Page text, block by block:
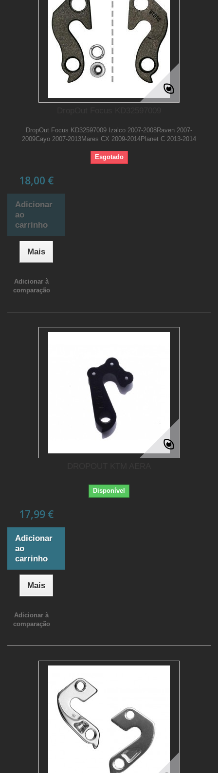
DropOut Focus KD32597009 Izalco 2007-2008Raven 2007-
2009Cayo 2007-2013Mares CX 2009-2014Planet C 2013-2014
Esgotado
18,00 €
Adicionar
ao
carrinho
Mais
Adicionar à
comparação
Disponível
17,99 €
Adicionar
ao
carrinho
Mais
Adicionar à
comparação